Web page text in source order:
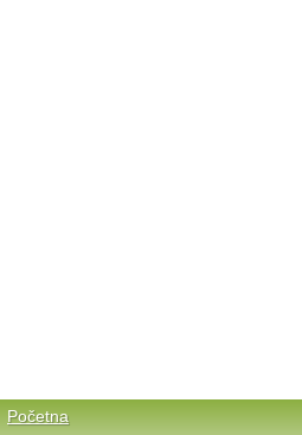
Početna